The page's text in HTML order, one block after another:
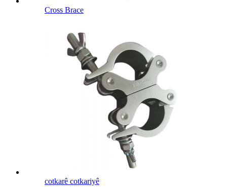
Cross Brace
cotkarê cotkariyê